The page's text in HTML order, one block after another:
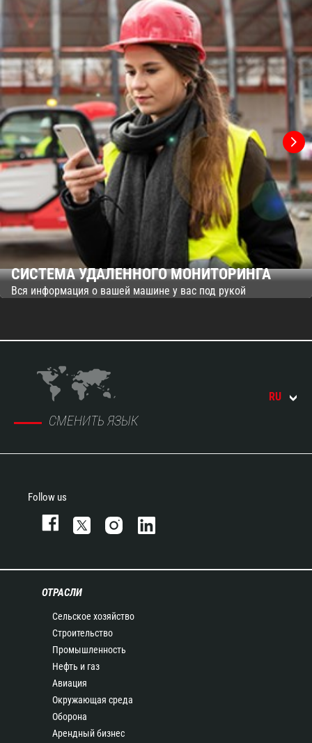
СИСТЕМА УДАЛЕННОГО МОНИТОРИНГА
Вся информация о вашей машине у вас под рукой
СМЕНИТЬ ЯЗЫК
RU
Follow us
ОТРАСЛИ
Сельское хозяйство
Строительство
Промышленность
Нефть и газ
Авиация
Окружающая среда
Оборона
Арендный бизнес